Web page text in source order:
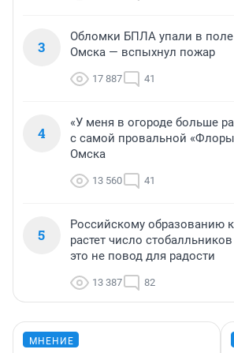
3
Обломки БПЛА упали в поле
Омска — вспыхнул пожар
17 887 41
4
«У меня в огороде больше
с самой провальной
Омска
13 560 41
5
Российскому образованию
растет число
это не повод для радости
13 387 82
МНЕНИЕ